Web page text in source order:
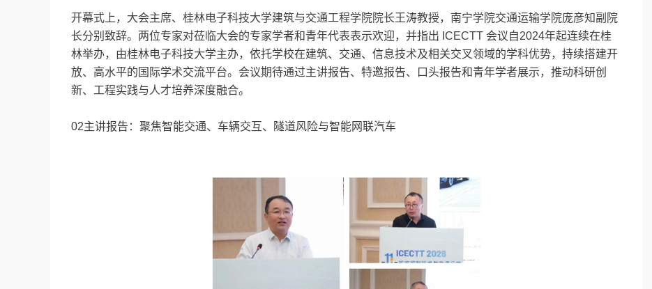
开幕式上，大会主席、桂林电子科技大学建筑与交通工程学院院长王涛教授，南宁学院交通运输学院庞彦知副院
长分别致辞。两位专家对莅临大会的专家学者和青年代表表示欢迎，并指出 ICECTT 会议自2024年起连续在桂
林举办，由桂林电子科技大学主办，依托学校在建筑、交通、信息技术及相关交叉领域的学科优势，持续搭建开
放、高水平的国际学术交流平台。会议期待通过主讲报告、特邀报告、口头报告和青年学者展示，推动科研创
新、工程实践与人才培养深度融合。
02主讲报告：聚焦智能交通、车辆交互、隧道风险与智能网联汽车